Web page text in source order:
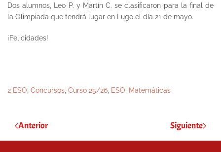
Dos alumnos, Leo P. y Martín C. se clasificaron para la final de
la Olimpiada que tendrá lugar en Lugo el día 21 de mayo.
¡Felicidades!
2 ESO Concursos Curso 25/26 ESO Matemáticas
Anterior Siguiente